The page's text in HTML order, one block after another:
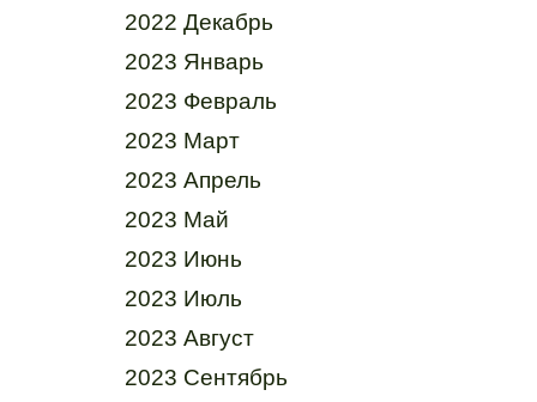
2022 Декабрь
2023 Январь
2023 Февраль
2023 Март
2023 Апрель
2023 Май
2023 Июнь
2023 Июль
2023 Август
2023 Сентябрь